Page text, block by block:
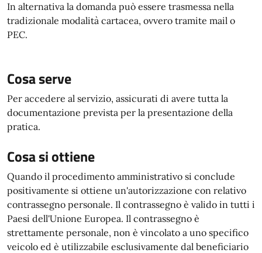
In alternativa la domanda può essere trasmessa nella
tradizionale modalità cartacea, ovvero tramite mail o
PEC.
Cosa serve
Per accedere al servizio, assicurati di avere tutta la
documentazione prevista per la presentazione della
pratica.
Cosa si ottiene
Quando il procedimento amministrativo si conclude
positivamente si ottiene un'autorizzazione con relativo
contrassegno personale. Il contrassegno è valido in tutti i
Paesi dell'Unione Europea. Il contrassegno è
strettamente personale, non è vincolato a uno specifico
veicolo ed è utilizzabile esclusivamente dal beneficiario